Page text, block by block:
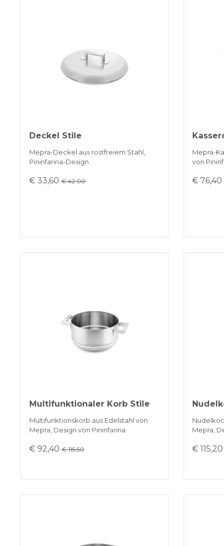
Deckel Stile
Mepra-Deckel aus rostfreiem Stahl,
Pininfarina-Design
€ 33,60€ 42.00
Mepra-
von
€ 76,40
Multifunktionaler Korb Stile
Multifunktionskorb aus Edelstahl von
Mepra, Design von Pininfarina
€ 92,40€ 115.50
Mepra,
€